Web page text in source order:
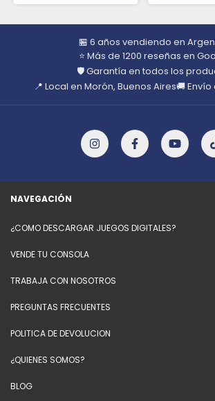
🏪 6 años vendiendo en
⭐ Más de 1200 reseñas en
🛡️ Garantía en todos los
📍 Local en Morón, Buenos Aires🚚
NAVEGACIÓN
¿COMO DESCARGAR JUEGOS DIGITALES?
VENDE TU CONSOLA
TRABAJA CON NOSOTROS
PREGUNTAS FRECUENTES
POLITICA DE DEVOLUCION
¿QUIENES SOMOS?
BLOG